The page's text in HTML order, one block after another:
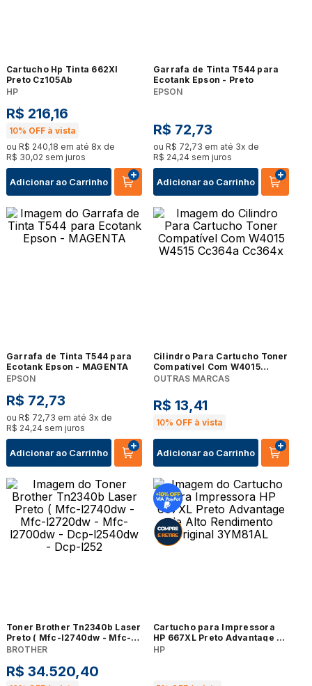
Cartucho Hp Tinta 662Xl
Preto Cz105Ab
HP
R$ 216,16
10% OFF à vista
ou R$ 240,18 em até 8x de
R$ 30,02 sem juros
Adicionar ao Carrinho
Garrafa de Tinta T544 para
Ecotank Epson - Preto
EPSON
R$ 72,73
ou R$ 72,73 em até 3x de
R$ 24,24 sem juros
Adicionar ao Carrinho
Garrafa de Tinta T544 para
Ecotank Epson - MAGENTA
EPSON
R$ 72,73
ou R$ 72,73 em até 3x de
R$ 24,24 sem juros
Adicionar ao Carrinho
Cilindro Para Cartucho Toner
Compatível Com W4015
W4515 Cc364a Cc364x
OUTRAS MARCAS
R$ 13,41
10% OFF à vista
Adicionar ao Carrinho
Toner Brother Tn2340b Laser
Preto ( Mfc-l2740dw - Mfc-
l2720dw - Mfc-l2700dw -
BROTHER
R$ 34.520,40
Cartucho para Impressora
HP 667XL Preto Advantage de
Alto Rendimento Original
HP